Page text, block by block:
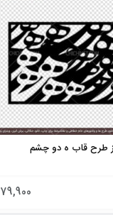
طرح قاب ه دو چشم
79,900